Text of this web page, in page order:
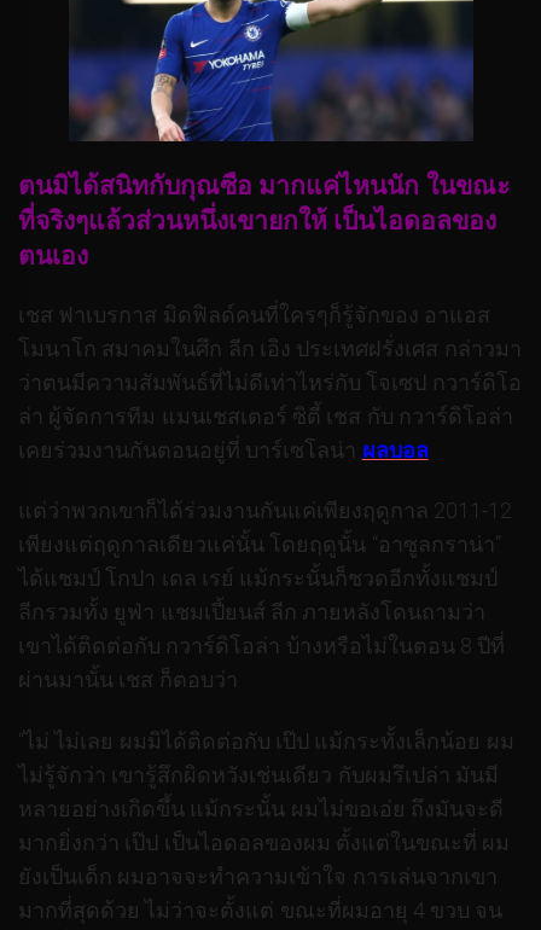
ตนมิได้สนิทกับกุณซือ มากแค่ไหนนัก ในขณะ
ที่จริงๆแล้วส่วนหนึ่งเขายกให้ เป็นไอดอลของ
ตนเอง
เชส ฟาเบรกาส มิดฟิลด์คนที่ใครๆก็รู้จักของ อาแอส
โมนาโก สมาคมในศึก ลีก เอิง ประเทศฝรั่งเศส กล่าวมา
ว่าตนมีความสัมพันธ์ที่ไม่ดีเท่าไหร่กับ โจเซป กวาร์ดิโอ
ล่า ผู้จัดการทีม แมนเชสเตอร์ ซิตี้ เชส กับ กวาร์ดิโอล่า
เคยร่วมงานกันตอนอยู่ที่ บาร์เซโลน่า ผลบอล
แต่ว่าพวกเขาก็ได้ร่วมงานกันแค่เพียงฤดูกาล 2011-12
เพียงแต่ฤดูกาลเดียวแค่นั้น โดยฤดูนั้น “อาซูลกราน่า”
ได้แชมป์ โกปา เดล เรย์ แม้กระนั้นก็ชวดอีกทั้งแชมป์
ลีกรวมทั้ง ยูฟ่า แชมเปี้ยนส์ ลีก ภายหลังโดนถามว่า
เขาได้ติดต่อกับ กวาร์ดิโอล่า บ้างหรือไม่ในตอน 8 ปีที่
ผ่านมานั้น เชส ก็ตอบว่า
“ไม่ ไม่เลย ผมมิได้ติดต่อกับ เป๊ป แม้กระทั้งเล็กน้อย ผม
ไม่รู้จักว่า เขารู้สึกผิดหวังเช่นเดียว กับผมรึเปล่า มันมี
หลายอย่างเกิดขึ้น แม้กระนั้น ผมไม่ขอเอ่ย ถึงมันจะดี
มากยิ่งกว่า เป๊ป เป็นไอดอลของผม ตั้งแต่ในขณะที่ ผม
ยังเป็นเด็ก ผมอาจจะทำความเข้าใจ การเล่นจากเขา
มากที่สุดด้วย ไม่ว่าจะตั้งแต่ ขณะที่ผมอายุ 4 ขวบ จน